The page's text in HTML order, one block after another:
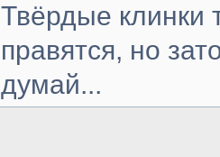
Твёрдые клинки
правятся, но
думай...